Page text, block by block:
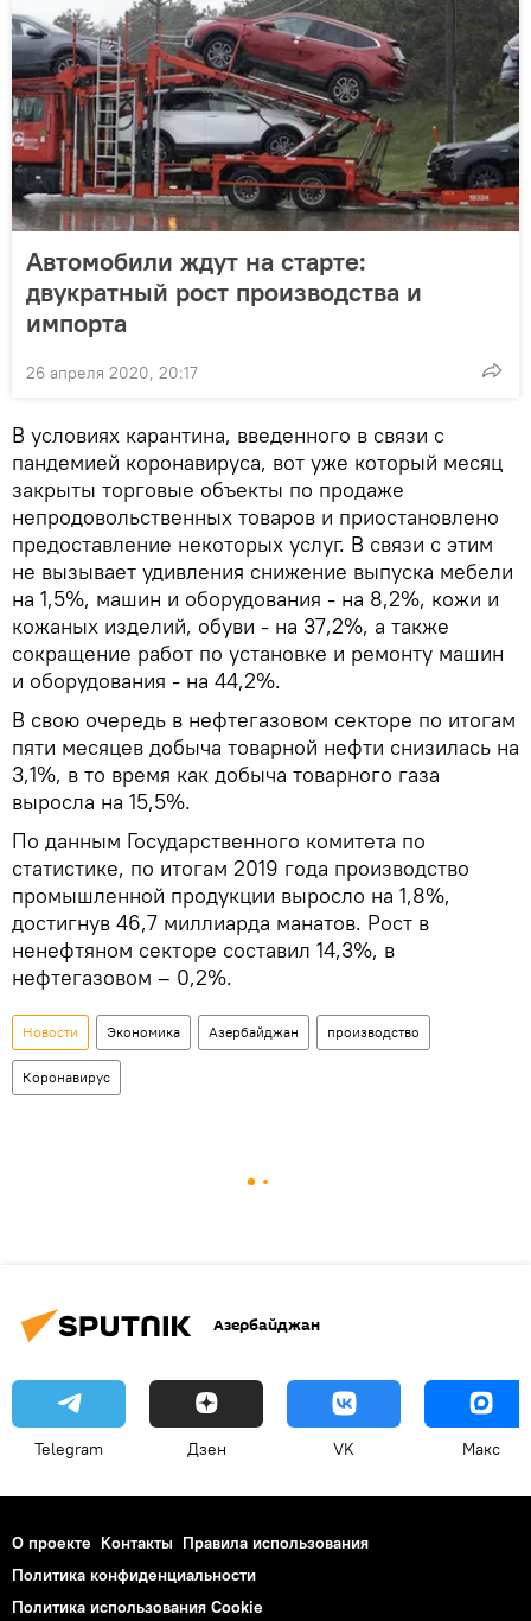
Автомобили ждут на старте:
двукратный рост производства и
импорта
26 апреля 2020, 20:17
В условиях карантина, введенного в связи с
пандемией коронавируса, вот уже который месяц
закрыты торговые объекты по продаже
непродовольственных товаров и приостановлено
предоставление некоторых услуг. В связи с этим
не вызывает удивления снижение выпуска мебели
на 1,5%, машин и оборудования - на 8,2%, кожи и
кожаных изделий, обуви - на 37,2%, а также
сокращение работ по установке и ремонту машин
и оборудования - на 44,2%.
В свою очередь в нефтегазовом секторе по итогам
пяти месяцев добыча товарной нефти снизилась на
3,1%, в то время как добыча товарного газа
выросла на 15,5%.
По данным Государственного комитета по
статистике, по итогам 2019 года производство
промышленной продукции выросло на 1,8%,
достигнув 46,7 миллиарда манатов. Рост в
ненефтяном секторе составил 14,3%, в
нефтегазовом – 0,2%.
Новости Экономика Азербайджан производство
Коронавирус
Азербайджан
Telegram Дзен VK Макс
О проекте Контакты Правила использования
Политика конфиденциальности
Политика использования Cookie